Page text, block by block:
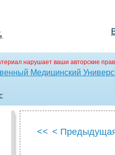
нарушает ваши авторские
Медицинский
<< <